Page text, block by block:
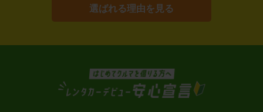
選ばれる理由を見る